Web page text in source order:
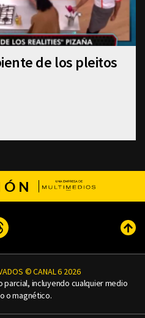
de los pleitos
Threads
© CANAL 6 2026
incluyendo cualquier medio
o magnético.